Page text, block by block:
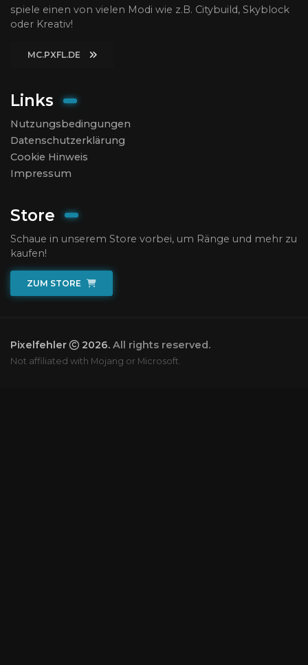
spiele einen von vielen Modi wie z.B. Citybuild, Skyblock
oder Kreativ!
MC.PXFL.DE
Links
Nutzungsbedingungen
Datenschutzerklärung
Cookie Hinweis
Impressum
Store
Schaue in unserem Store vorbei, um Ränge und mehr zu
kaufen!
ZUM STORE
Pixelfehler 2026. All rights reserved.
Not affiliated with Mojang or Microsoft.